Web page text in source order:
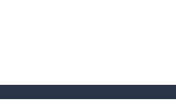
Europoslanci